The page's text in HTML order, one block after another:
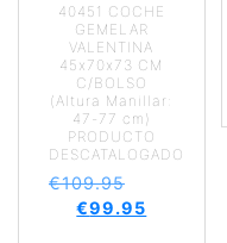
40451 COCHE
GEMELAR
VALENTINA
45x70x73 CM
C/BOLSO
(Altura Manillar:
47-77 cm)
PRODUCTO
DESCATALOGADO
€109.95
€99.95